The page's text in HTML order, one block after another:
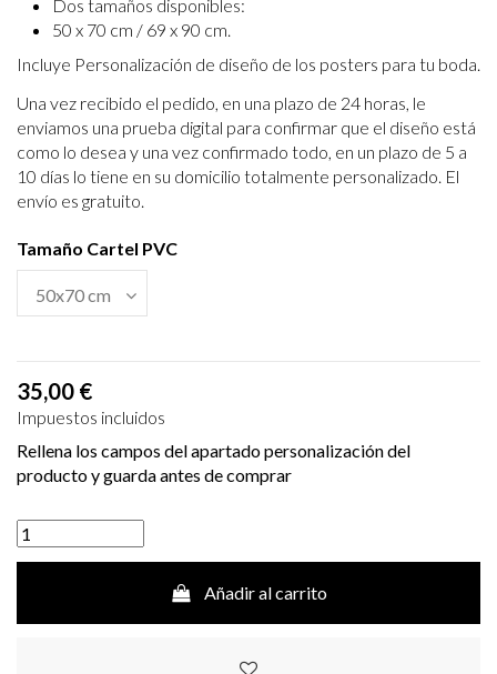
Dos tamaños disponibles:
50 x 70 cm / 69 x 90 cm.
Incluye Personalización de diseño de los posters para tu boda.
Una vez recibido el pedido, en una plazo de 24 horas, le
enviamos una prueba digital para confirmar que el diseño está
como lo desea y una vez confirmado todo, en un plazo de 5 a
10 días lo tiene en su domicilio totalmente personalizado. El
envío es gratuito.
Tamaño Cartel PVC
35,00 €
Impuestos incluidos
Rellena los campos del apartado personalización del
producto y guarda antes de comprar
Añadir al carrito